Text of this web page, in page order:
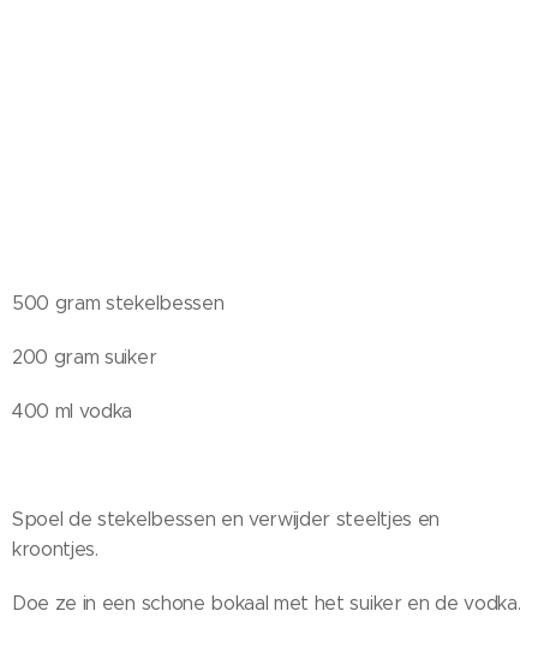
500 gram stekelbessen
200 gram suiker
400 ml vodka
Spoel de stekelbessen en verwijder steeltjes en
kroontjes.
Doe ze in een schone bokaal met het suiker en de vodka.